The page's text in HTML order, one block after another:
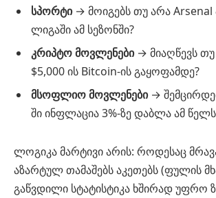
სპორტი→ მოიგებს თუ არა Arsenal
ლიგაში ამ სეზონში?
კრიპტო მოვლენები→ მიაღწევს თუ
$5,000 ის Bitcoin-ის გაყოფამდე?
მსოფლიო მოვლენები→
ში ინფლაცია 3%-ზე დაბლა ამ
ლოგიკა მარტივი არის: როდესაც
აზარტულ თამაშებს აკეთებს (ფულის
გაწვდილი სტატისტიკა ხშირად უფრო